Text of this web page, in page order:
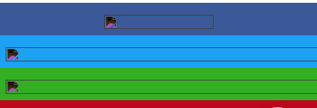
En calidad de Afiliado de Amazon, obtengo
los requisitos aplicable.